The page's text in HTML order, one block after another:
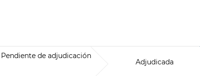
Pendiente de adjudicación
Adjudicada